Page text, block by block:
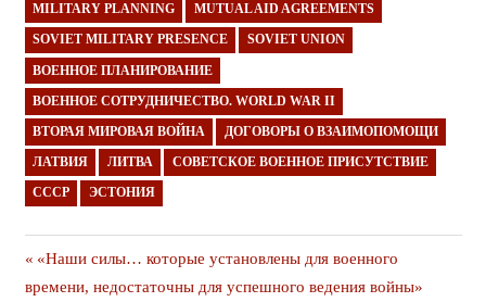
MILITARY PLANNING MUTUAL AID AGREEMENTS
SOVIET MILITARY PRESENCE SOVIET UNION
ВОЕННОЕ ПЛАНИРОВАНИЕ
ВОЕННОЕ СОТРУДНИЧЕСТВО. WORLD WAR II
ВТОРАЯ МИРОВАЯ ВОЙНА ДОГОВОРЫ О ВЗАИМОПОМОЩИ
ЛАТВИЯ ЛИТВА СОВЕТСКОЕ ВОЕННОЕ ПРИСУТСТВИЕ
СССР ЭСТОНИЯ
Навигация
Предыдущая
публикация
«Наши силы… которые установлены для военного
времени, недостаточны для успешного ведения войны»